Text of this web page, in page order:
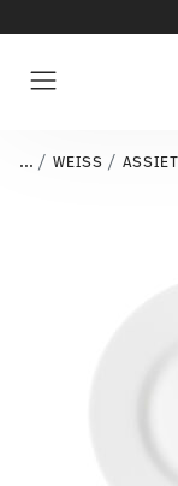
☀️ Summer
... WEISS